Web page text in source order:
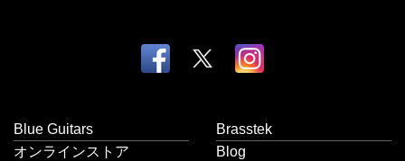
Blue Guitars
オンラインストア
Brasstek
Blog